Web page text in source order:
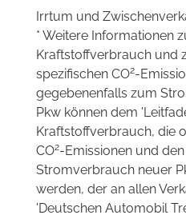
Irrtum und
* Weitere Informationen
Kraftstoffverbrauch und
spezifischen CO2-
gegebenenfalls zum
Pkw können dem
Kraftstoffverbrauch, die
CO2-Emissionen und
Stromverbrauch neuer
werden, der an allen
'Deutschen Automobil